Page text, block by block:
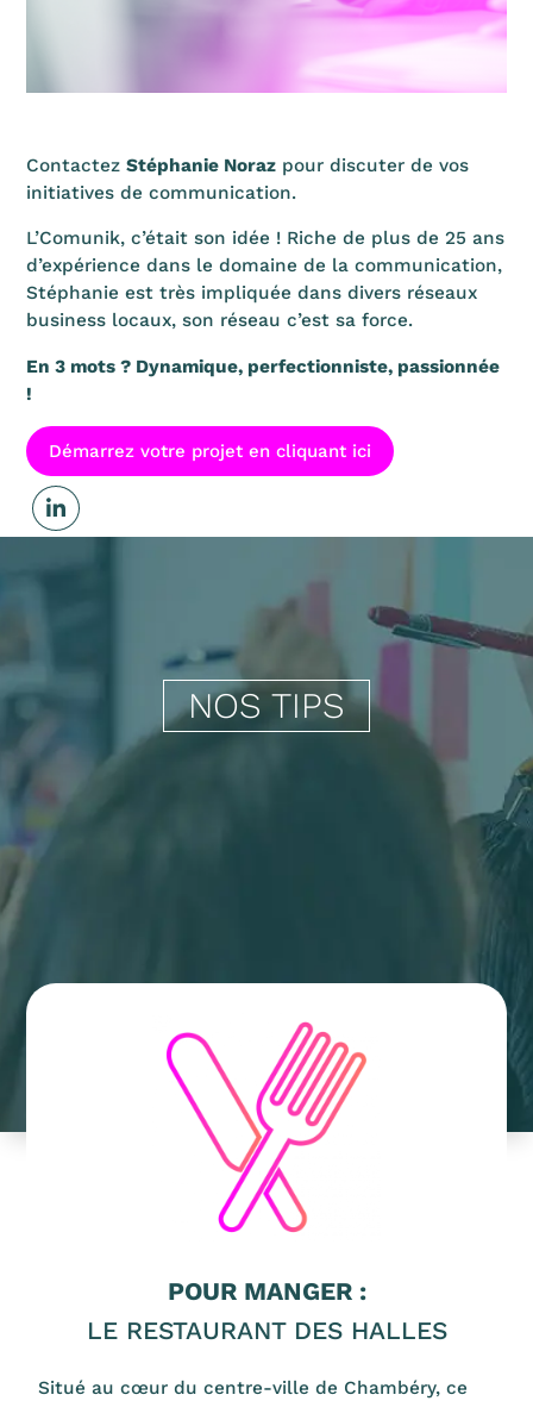
ContactezStéphanie Noraz pour discuter de vos
initiatives de communication.
L’Comunik, c’était son idée ! Riche de plus de 25 ans
d’expérience dans le domaine de la communication,
Stéphanie est très impliquée dans divers réseaux
business locaux, son réseau c’est sa force.
En 3 mots ? Dynamique, perfectionniste, passionnée
!
Démarrez votre projet en cliquant ici

NOS TIPS
POUR MANGER :
LE RESTAURANT DES HALLES
Situé au cœur du centre-ville de Chambéry, ce